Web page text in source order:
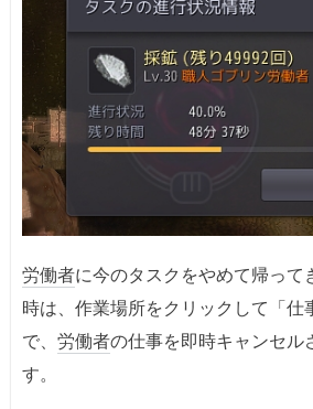
労働者に今のタスクをやめて帰って
時は、作業場所をクリックして「仕
で、 労働者の仕事を即時キャンセル
す。